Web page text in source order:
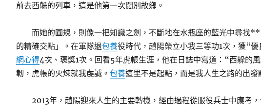
前去西躲的列車，這是他第一次闊別故鄉。
而她的圓規，則像一把知識之劍，不斷地在水瓶座的藍光中尋找
的精確交點」。在軍隊退包養役時代，趙陽榮立小我三等功1次，獲“
網心得4次、褒獎1次。回看5年虎帳生涯，他在日誌中寫道：“西躲的
韌，虎帳的火煉就我虔誠。包養這里不是起點，而是我人生之路的出發
2013年，趙陽迎來人生的主要轉機，經由過程從服役兵士中應考